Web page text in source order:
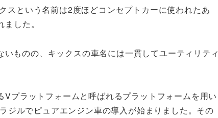
スという名前は2度ほどコンセプトカーに使われたあ
した。
ものの、キックスの車名には一貫してユーティリティ
プラットフォームと呼ばれるプラットフォームを用い
ジルでピュアエンジン車の導入が始まりました。その